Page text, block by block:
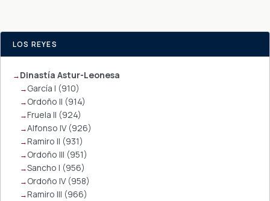
LOS REYES
Dinastía Astur-Leonesa
García I (910)
Ordoño II (914)
Fruela II (924)
Alfonso IV (926)
Ramiro II (931)
Ordoño III (951)
Sancho I (956)
Ordoño IV (958)
Ramiro III (966)